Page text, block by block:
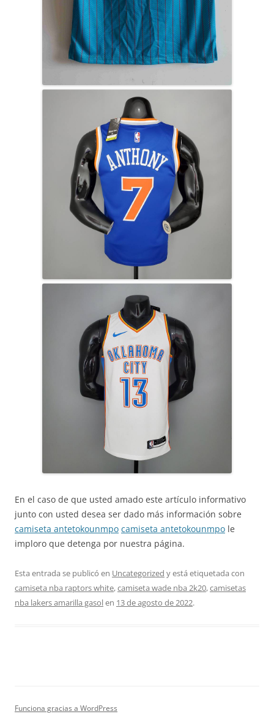
En el caso de que usted amado este artículo informativo
junto con usted desea ser dado más información sobre
camiseta antetokounmpo camiseta antetokounmpo le
imploro que detenga por nuestra página.
Esta entrada se publicó en Uncategorized y está etiquetada con
camiseta nba raptors white,camiseta wade nba 2k20,camisetas
nba lakers amarilla gasolen 13 de agosto de 2022.
Funciona gracias a WordPress